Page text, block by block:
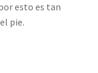
esto es tan
pie.